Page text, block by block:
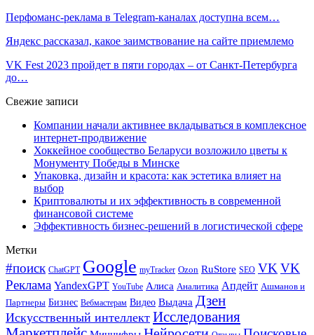
Перфоманс-реклама в Telegram-каналах доступна всем…
Яндекс рассказал, какое заимствование на сайте приемлемо
VK Fest 2023 пройдет в пяти городах – от Санкт-Петербурга
до…
Свежие записи
Компании начали активнее вкладываться в комплексное
интернет-продвижение
Хоккейное сообщество Беларуси возложило цветы к
Монументу Победы в Минске
Упаковка, дизайн и красота: как эстетика влияет на
выбор
Криптовалюты и их эффективность в современной
финансовой системе
Эффективность бизнес-решений в логистической сфере
Метки
#поиск ChatGPT Google myTracker Ozon RuStore SEO VK VK
Реклама YandexGPT YouTube Алиса Аналитика Апдейт Ашманов и
Партнеры Бизнес Вебмастерам Видео Выдача Дзен
Искусственный интеллект Исследования